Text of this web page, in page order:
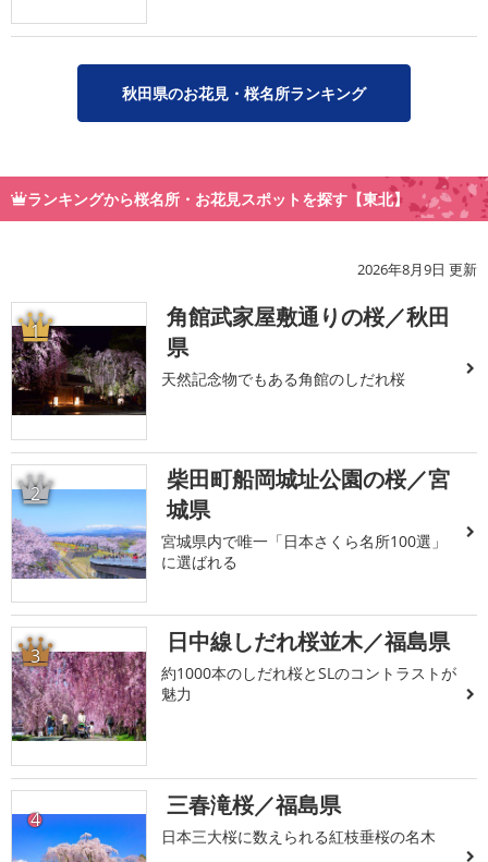
秋田県のお花見・桜名所ランキング
ランキングから桜名所・お花見スポットを探す【東北】
2026年8月9日 更新
1
角館武家屋敷通りの桜／秋田
県
天然記念物でもある角館のしだれ桜
2
柴田町船岡城址公園の桜／宮
城県
宮城県内で唯一「日本さくら名所100選」
に選ばれる
3 日中線しだれ桜並木／福島県
約1000本のしだれ桜とSLのコントラストが
魅力
4 三春滝桜／福島県
日本三大桜に数えられる紅枝垂桜の名木